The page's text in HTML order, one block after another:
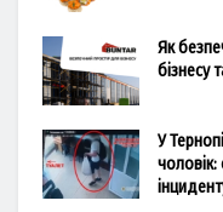
Як
бізнесу
У